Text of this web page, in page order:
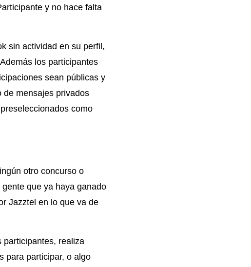
y no hace falta
sin actividad en su perfil,
los participantes
sean públicas y
de mensajes privados
como
otro concurso o
que ya haya ganado
Jazztel en lo que va de
participantes, realiza
para participar, o algo